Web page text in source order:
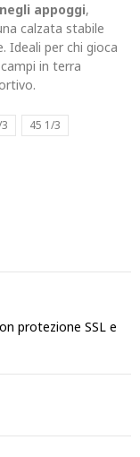
appoggi,
calzata stabile
Ideali per chi gioca
in terra
45 1/3
protezione SSL e